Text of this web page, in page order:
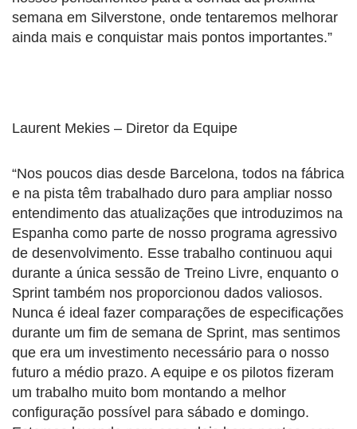
semana em Silverstone, onde tentaremos melhorar
ainda mais e conquistar mais pontos importantes.”
Laurent Mekies – Diretor da Equipe
“Nos poucos dias desde Barcelona, todos na fábrica
e na pista têm trabalhado duro para ampliar nosso
entendimento das atualizações que introduzimos na
Espanha como parte de nosso programa agressivo
de desenvolvimento. Esse trabalho continuou aqui
durante a única sessão de Treino Livre, enquanto o
Sprint também nos proporcionou dados valiosos.
Nunca é ideal fazer comparações de especificações
durante um fim de semana de Sprint, mas sentimos
que era um investimento necessário para o nosso
futuro a médio prazo. A equipe e os pilotos fizeram
um trabalho muito bom montando a melhor
configuração possível para sábado e domingo.